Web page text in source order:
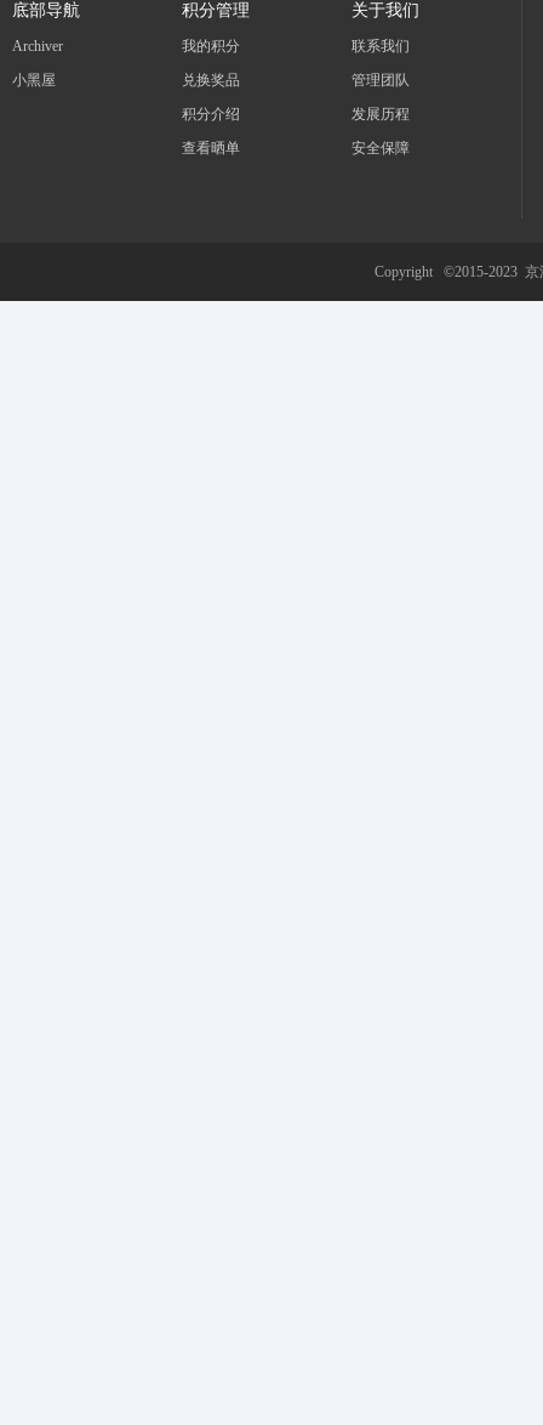
底部导航
Archiver
小黑屋
积分管理
我的积分
兑换奖品
积分介绍
查看晒单
关于我们
联系我们
管理团队
发展历程
安全保障
Copyright ©2015-2023 京